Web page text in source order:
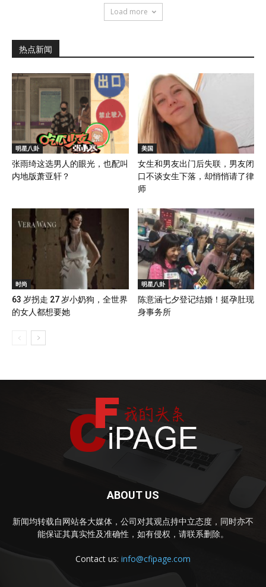
Load more
热点新闻
明星八卦
张雨绮这选男人的眼光，也配叫
内地版萧亚轩？
美国
女生和男友出门后失联，男友闭
口不谈女生下落，却悄悄请了律
师
时尚
63 岁拐走 27 岁小奶狗，全世界
的女人都想要她
明星八卦
陈意涵七夕登记结婚！挺孕肚现
身事务所
ABOUT US
新闻均转载自网站各大媒体，公司对其观点持中立态度，同时亦不
能保证其真实性及准确性，如有侵权，请联系删除。
Contact us: info@cfipage.com